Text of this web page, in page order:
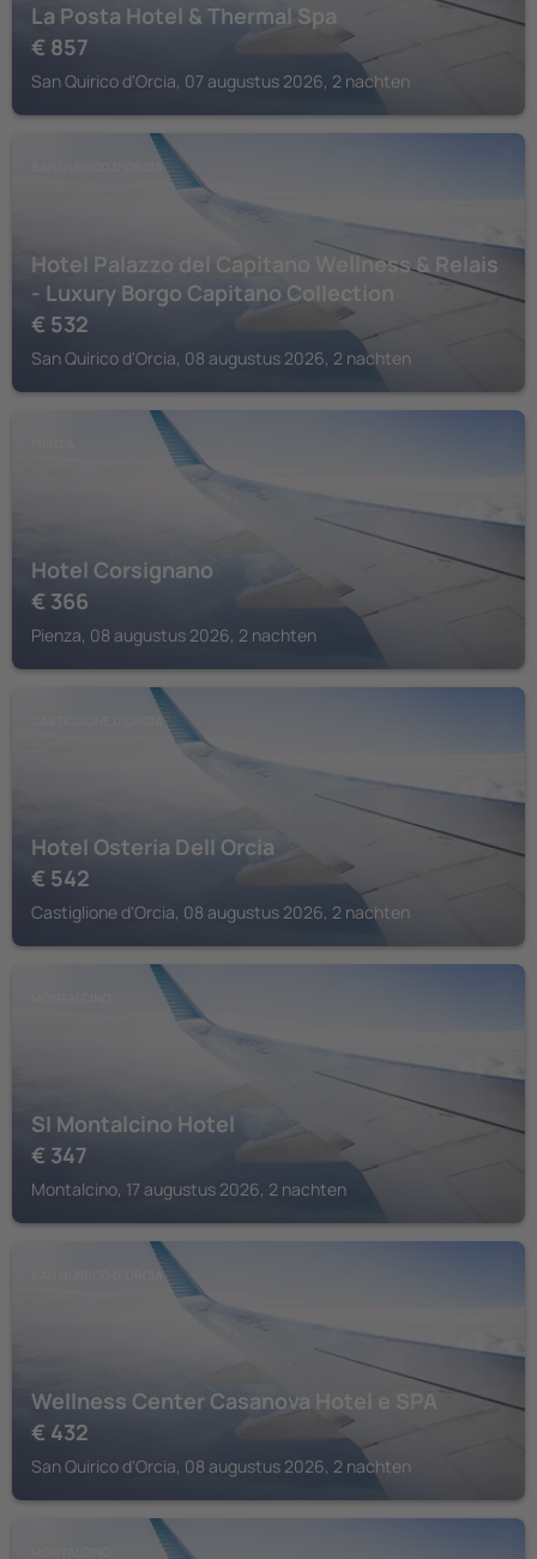
La Posta Hotel & Thermal Spa
€ 857
San Quirico d'Orcia, 07 augustus 2026, 2 nachten
SAN QUIRICO D'ORCIA
Hotel Palazzo del Capitano Wellness & Relais
- Luxury Borgo Capitano Collection
€ 532
San Quirico d'Orcia, 08 augustus 2026, 2 nachten
Hotel Corsignano
€ 366
Pienza, 08 augustus 2026, 2 nachten
CASTIGLIONE D'ORCIA
Hotel Osteria Dell Orcia
€ 542
Castiglione d'Orcia, 08 augustus 2026, 2 nachten
SI Montalcino Hotel
€ 347
Montalcino, 17 augustus 2026, 2 nachten
SAN QUIRICO D'ORCIA
Wellness Center Casanova Hotel e SPA
€ 432
San Quirico d'Orcia, 08 augustus 2026, 2 nachten